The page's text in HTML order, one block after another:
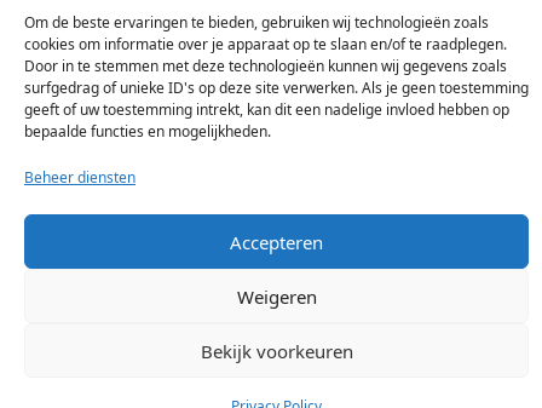
Om de beste ervaringen te bieden, gebruiken wij technologieën zoals
cookies om informatie over je apparaat op te slaan en/of te raadplegen.
Door in te stemmen met deze technologieën kunnen wij gegevens zoals
surfgedrag of unieke ID's op deze site verwerken. Als je geen toestemming
geeft of uw toestemming intrekt, kan dit een nadelige invloed hebben op
bepaalde functies en mogelijkheden.
Beheer diensten
Accepteren
Weigeren
Bekijk voorkeuren
(geen bezoekadres)
info@dutchlrs.nl
+31 45 2123953
2026 Dutch LRS